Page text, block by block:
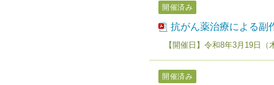
開催済み
抗がん薬治療による副
【開催日】令和8年3月19
開催済み